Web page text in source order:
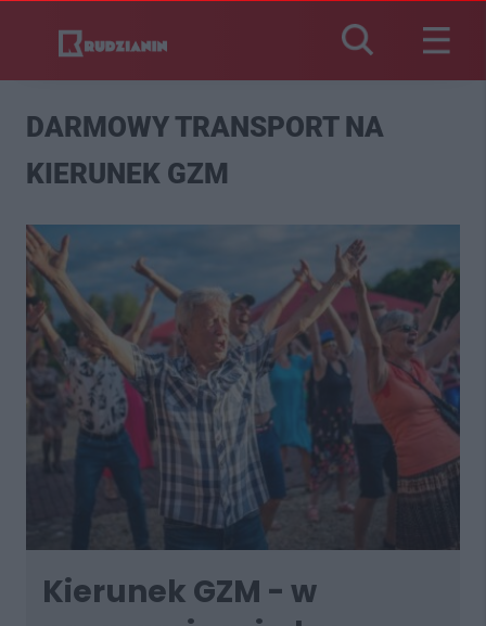
DARMOWY TRANSPORT NA
KIERUNEK GZM
Kierunek GZM - w